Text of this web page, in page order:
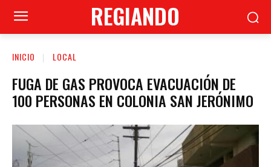
REGIANDO
INICIO LOCAL
FUGA DE GAS PROVOCA EVACUACIÓN DE
100 PERSONAS EN COLONIA SAN JERÓNIMO